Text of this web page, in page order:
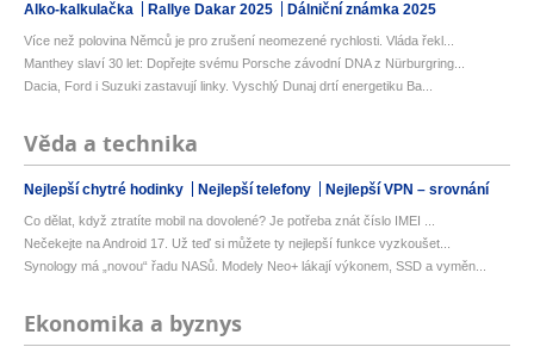
Alko-kalkulačka Rallye Dakar 2025 Dálniční známka 2025
Více než polovina Němců je pro zrušení neomezené rychlosti. Vláda řekl...
Manthey slaví 30 let: Dopřejte svému Porsche závodní DNA z Nürburgring...
Dacia, Ford i Suzuki zastavují linky. Vyschlý Dunaj drtí energetiku Ba...
Věda a technika
Nejlepší chytré hodinky Nejlepší telefony Nejlepší VPN – srovnání
Co dělat, když ztratíte mobil na dovolené? Je potřeba znát číslo IMEI ...
Nečekejte na Android 17. Už teď si můžete ty nejlepší funkce vyzkoušet...
Synology má „novou“ řadu NASů. Modely Neo+ lákají výkonem, SSD a vyměn...
Ekonomika a byznys